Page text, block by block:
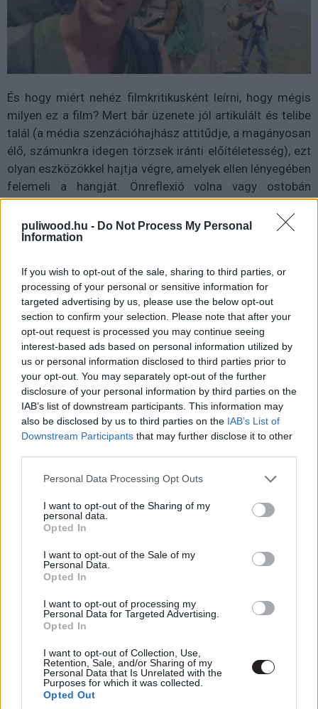
puliwood.hu - Do Not Process My Personal
Information
If you wish to opt-out of the sale, sharing to third parties, or
processing of your personal or sensitive information for
targeted advertising by us, please use the below opt-out
section to confirm your selection. Please note that after your
opt-out request is processed you may continue seeing
interest-based ads based on personal information utilized by
us or personal information disclosed to third parties prior to
your opt-out. You may separately opt-out of the further
disclosure of your personal information by third parties on the
IAB’s list of downstream participants. This information may
also be disclosed by us to third parties on the IAB’s List of
Downstream Participants that may further disclose it to other
Please note that this website/app uses one or more Google
not limited to your visit or usage behaviour. You may click to
grant or deny consent to Google and its third-party tags to
use your data for below specified purposes in below Google
consent section.
Personal Data Processing Opt Outs
I want to opt-out of the Sharing of my
personal data.
Opted In
I want to opt-out of the Sale of my
Personal Data.
Opted In
I want to opt-out of processing my
Personal Data for Targeted Advertising.
Opted In
I want to opt-out of Collection, Use,
Retention, Sale, and/or Sharing of my
Personal Data that Is Unrelated with the
Purposes for which it was collected.
Opted Out
És hogy miért nehéz filmkritikusként leírni, hogy mégis
milyen ez a film? Mert bár üzenete jól artikulált és telibe
talál (a média szenzációhajhász attitűdje, a magányosan
élő, számunkra idegen törzsek iránti előítéletesség), ezt
olyan eszközökkel hajtja végre, amelyek ellen lényegében
felemeli a hangját. Önreflexió volna vagy ostobán
kontraproduktív? Igen érdekes kérdéseket vet fel az
erőszakábrázolás explicit volta is, valamint az, hogy
mégis szükségszerű-e ez a fajta agresszív
hatékonyan az üzeneteinket? Nyilvánvalóan nem
szükségszerű, de egy bizonyos műfaj olykor megigényli,
ahogyan egy bizonyos nézői csoport is - ha nem is
mindenképp igényli, de értékeli -, ha a befogadói
tűrőképességet tesztelik, megingatják. Ez a film pedig
ezt megteszi. Megteszi újra és újra, másfél órán
keresztül. Hogy ettől jó film lesz-e valami? Nem hiszem.
Illetve: nem feltétlen. Ahhoz talán a Cannibal Holocaust
túlságosan kegyetlen és túlságosan arra játszik, hogy
rosszat tegyen a nézővel és hőseivel.
Ahogyan újranéztem a filmet, undort éreztem
magamban. Nehéz volt végignézni és néha azt éreztem,